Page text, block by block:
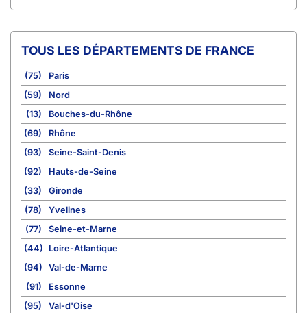
TOUS LES DÉPARTEMENTS DE FRANCE
(75)
Paris
(59)
Nord
(13)
Bouches-du-Rhône
(69)
Rhône
(93)
Seine-Saint-Denis
(92)
Hauts-de-Seine
(33)
Gironde
(78)
Yvelines
(77)
Seine-et-Marne
(44)
Loire-Atlantique
(94)
Val-de-Marne
(91)
Essonne
(95)
Val-d'Oise